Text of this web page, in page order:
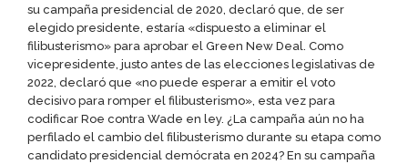
su campaña presidencial de 2020, declaró que, de ser
elegido presidente, estaría «dispuesto a eliminar el
filibusterismo» para aprobar el Green New Deal. Como
vicepresidente, justo antes de las elecciones legislativas de
2022, declaró que «no puede esperar a emitir el voto
decisivo para romper el filibusterismo», esta vez para
codificar Roe contra Wade en ley. ¿La campaña aún no ha
perfilado el cambio del filibusterismo durante su etapa como
candidato presidencial demócrata en 2024? En su campaña